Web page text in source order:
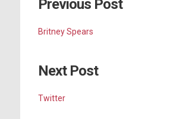
Previous Post
Britney Spears
Next Post
Twitter